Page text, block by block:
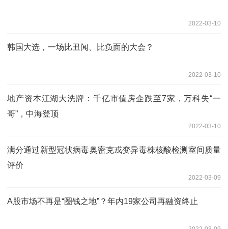
2022-03-10
韩国大选，一场比丑闻、比负面的大会？
2022-03-10
地产资本江湖大洗牌：千亿市值房企跌至7家，万科失“一
哥”，中海登顶
2022-03-10
满分通过新型冠状病毒奥密克戎变异毒株核酸检测室间质量
评价
2022-03-09
A股市场不再是“圈钱之地”？年内19家公司再融资终止